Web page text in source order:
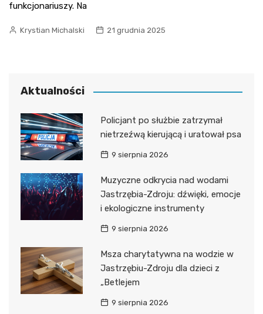
funkcjonariuszy. Na
Krystian Michalski 21 grudnia 2025
Aktualności
Policjant po służbie zatrzymał
nietrzeźwą kierującą i uratował psa
9 sierpnia 2026
Muzyczne odkrycia nad wodami
Jastrzębia-Zdroju: dźwięki, emocje
i ekologiczne instrumenty
9 sierpnia 2026
Msza charytatywna na wodzie w
Jastrzębiu-Zdroju dla dzieci z
„Betlejem
9 sierpnia 2026